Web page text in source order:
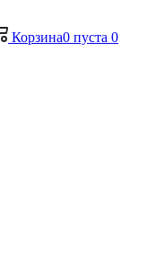
Корзина0 пуста 0